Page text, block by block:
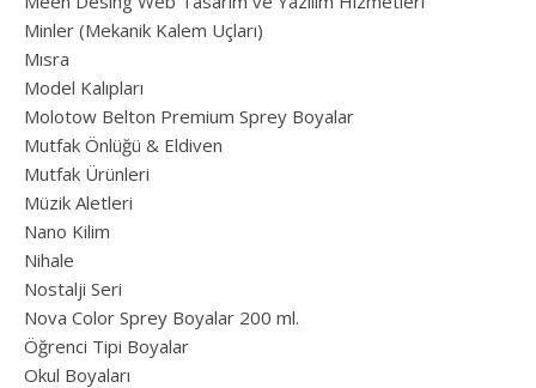
Minler (Mekanik Kalem Uçları)
Mısra
Model Kalıpları
Molotow Belton Premium Sprey Boyalar
Mutfak Önlüğü & Eldiven
Mutfak Ürünleri
Müzik Aletleri
Nano Kilim
Nihale
Nostalji Seri
Nova Color Sprey Boyalar 200 ml.
Öğrenci Tipi Boyalar
Okul Boyaları